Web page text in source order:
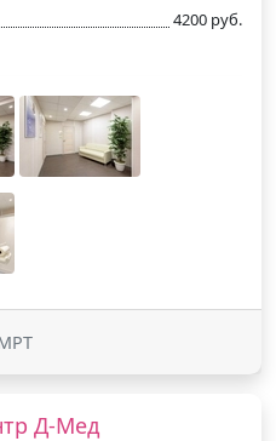
4200 руб.
Д-Мед